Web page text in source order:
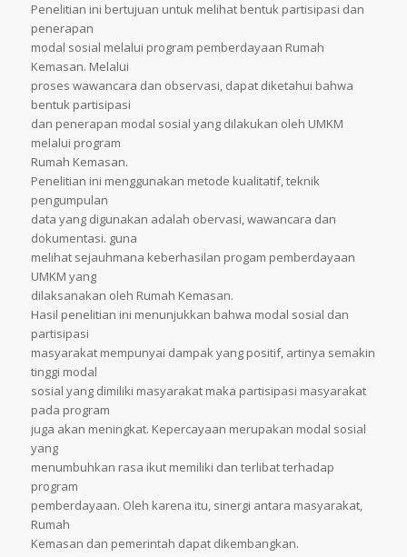
Penelitian ini bertujuan untuk melihat bentuk partisipasi dan
penerapan
modal sosial melalui program pemberdayaan Rumah
Kemasan. Melalui
proses wawancara dan observasi, dapat diketahui bahwa
bentuk partisipasi
dan penerapan modal sosial yang dilakukan oleh UMKM
melalui program
Rumah Kemasan.
Penelitian ini menggunakan metode kualitatif, teknik
pengumpulan
data yang digunakan adalah obervasi, wawancara dan
dokumentasi. guna
melihat sejauhmana keberhasilan progam pemberdayaan
UMKM yang
dilaksanakan oleh Rumah Kemasan.
Hasil penelitian ini menunjukkan bahwa modal sosial dan
partisipasi
masyarakat mempunyai dampak yang positif, artinya semakin
tinggi modal
sosial yang dimiliki masyarakat maka partisipasi masyarakat
pada program
juga akan meningkat. Kepercayaan merupakan modal sosial
yang
menumbuhkan rasa ikut memiliki dan terlibat terhadap
program
pemberdayaan. Oleh karena itu, sinergi antara masyarakat,
Rumah
Kemasan dan pemerintah dapat dikembangkan.